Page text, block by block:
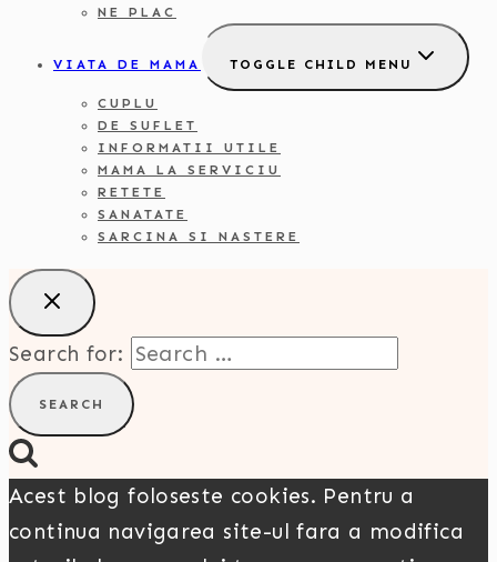
NE PLAC
VIATA DE MAMA TOGGLE CHILD MENU
CUPLU
DE SUFLET
INFORMATII UTILE
MAMA LA SERVICIU
RETETE
SANATATE
SARCINA SI NASTERE
Search for:
Acest blog foloseste cookies. Pentru a
continua navigarea site-ul fara a modifica